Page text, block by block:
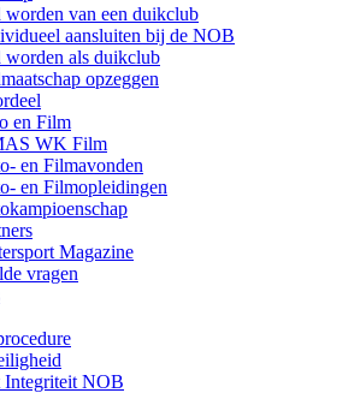
van een duikclub
aansluiten bij de NOB
als duikclub
opzeggen
en Film
WK Film
en Filmavonden
en Filmopleidingen
Magazine
vragen
Integriteit NOB